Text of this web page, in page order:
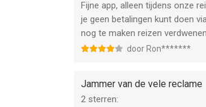
Fijne app, alleen tijdens onze
je geen betalingen kunt doen
nog te maken reizen verdwenen
door Ron*******
Jammer van de vele reclame
2 sterren: